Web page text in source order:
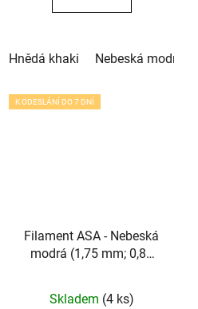
Hnědá khaki Nebeská modrá
K ODESLÁNÍ DO 7 DNÍ
Filament ASA - Nebeská
modrá (1,75 mm; 0,85
Skladem (4 ks)